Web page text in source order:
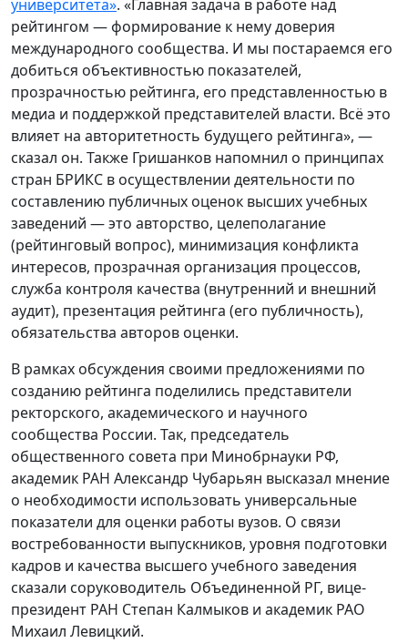
университета». «Главная задача в работе над
рейтингом — формирование к нему доверия
международного сообщества. И мы постараемся его
добиться объективностью показателей,
прозрачностью рейтинга, его представленностью в
медиа и поддержкой представителей власти. Всё это
влияет на авторитетность будущего рейтинга», —
сказал он. Также Гришанков напомнил о принципах
стран БРИКС в осуществлении деятельности по
составлению публичных оценок высших учебных
заведений — это авторство, целеполагание
(рейтинговый вопрос), минимизация конфликта
интересов, прозрачная организация процессов,
служба контроля качества (внутренний и внешний
аудит), презентация рейтинга (его публичность),
обязательства авторов оценки.
В рамках обсуждения своими предложениями по
созданию рейтинга поделились представители
ректорского, академического и научного
сообщества России. Так, председатель
общественного совета при Минобрнауки РФ,
академик РАН Александр Чубарьян высказал мнение
о необходимости использовать универсальные
показатели для оценки работы вузов. О связи
востребованности выпускников, уровня подготовки
кадров и качества высшего учебного заведения
сказали соруководитель Объединенной РГ, вице-
президент РАН Степан Калмыков и академик РАО
Михаил Левицкий.